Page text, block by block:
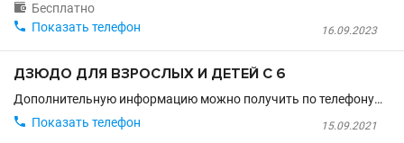
 Бесплатно
16.09.2023
 Показать телефон
ДЗЮДО ДЛЯ ВЗРОСЛЫХ И ДЕТЕЙ С 6
Дополнительную информацию можно получить по телефону…
15.09.2021
 Показать телефон